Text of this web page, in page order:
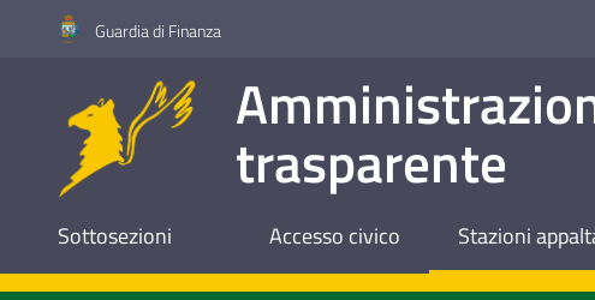
Vai al contenuto
Vai alla navigazione
Vai al footerGuardia di Finanza
trasparente
Sottosezioni Accesso civico Stazioni